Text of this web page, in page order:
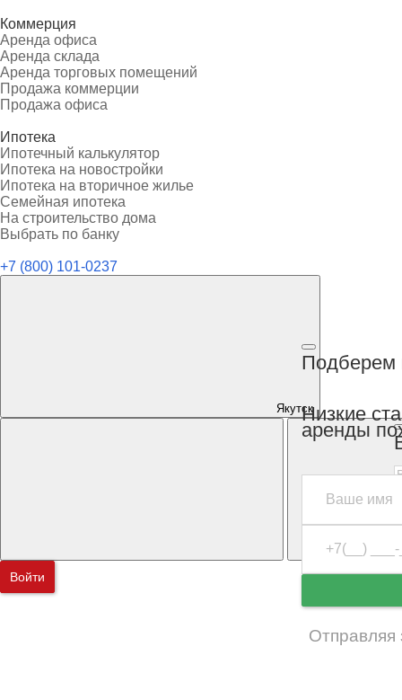
Коммерция
Аренда офиса
Аренда склада
Аренда торговых помещений
Продажа коммерции
Продажа офиса
Ипотека
Ипотечный калькулятор
Ипотека на новостройки
Ипотека на вторичное жилье
Семейная ипотека
На строительство дома
Выбрать по банку
+7 (800) 101-0237
Якутск
Войти
Подберем
Низкие
аренды
Отправляя